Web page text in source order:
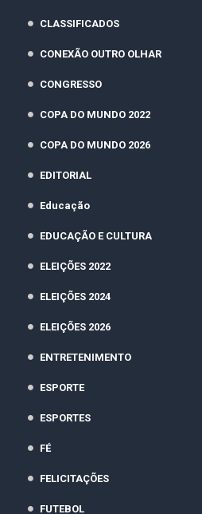
CLASSIFICADOS
CONEXÃO OUTRO OLHAR
CONGRESSO
COPA DO MUNDO 2022
COPA DO MUNDO 2026
EDITORIAL
Educação
EDUCAÇÃO E CULTURA
ELEIÇÕES 2022
ELEIÇÕES 2024
ELEIÇÕES 2026
ENTRETENIMENTO
ESPORTE
ESPORTES
FÉ
FELICITAÇÕES
FUTEBOL